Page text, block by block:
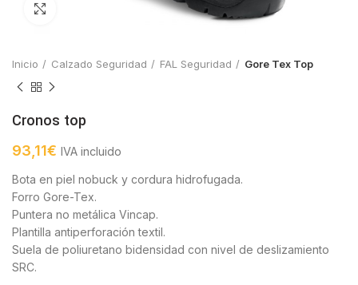
Inicio Calzado Seguridad FAL Seguridad Gore Tex Top
Cronos top
93,11€ IVA incluido
Bota en piel nobuck y cordura hidrofugada.
Forro Gore-Tex.
Puntera no metálica Vincap.
Plantilla antiperforación textil.
Suela de poliuretano bidensidad con nivel de deslizamiento
SRC.